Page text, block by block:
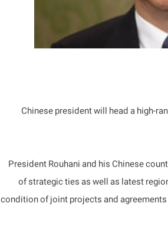
Chinese president will head a high-
President Rouhani and his Chinese
of strategic ties as well as latest
condition of joint projects and